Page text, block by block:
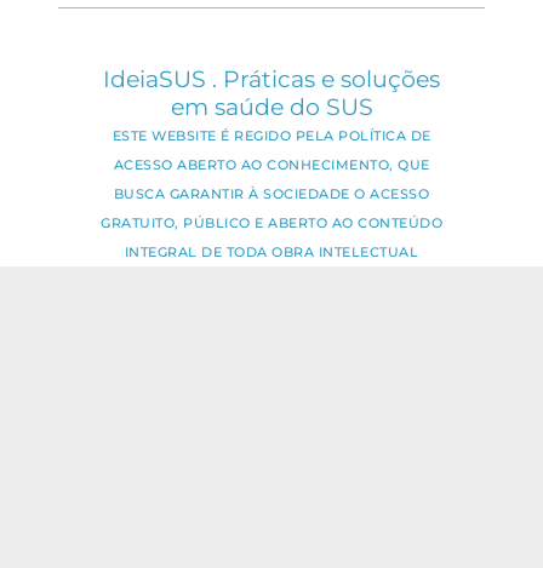
IdeiaSUS . Práticas e soluções
em saúde do SUS
ESTE WEBSITE É REGIDO PELA POLÍTICA DE
ACESSO ABERTO AO CONHECIMENTO, QUE
BUSCA GARANTIR À SOCIEDADE O ACESSO
GRATUITO, PÚBLICO E ABERTO AO CONTEÚDO
INTEGRAL DE TODA OBRA INTELECTUAL